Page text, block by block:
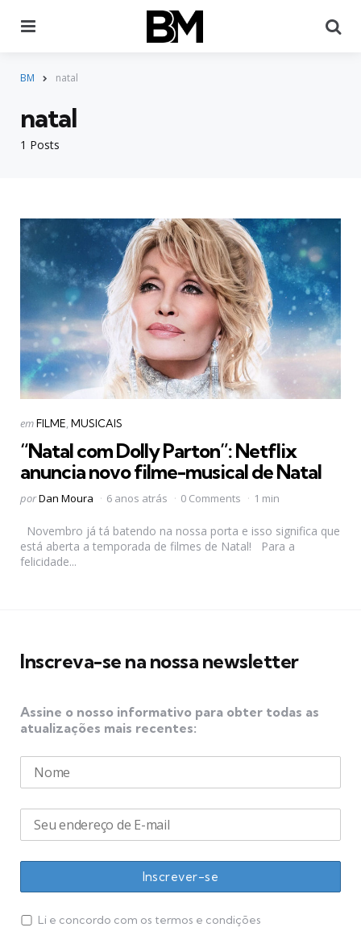
BM natal
1 Posts
natal
Categorias
Postado
emFILME MUSICAIS
“Natal com Dolly Parton”: Netflix
anuncia novo filme-musical de Natal
Postado
porDan Moura 6 anos atrás 0 Comments 1 min
Novembro já tá batendo na nossa porta e isso significa que
está aberta a temporada de filmes de Natal! Para a
felicidade...
Inscreva-se na nossa newsletter
Assine o nosso informativo para obter todas as
atualizações mais recentes:
Li e concordo com os termos e condições